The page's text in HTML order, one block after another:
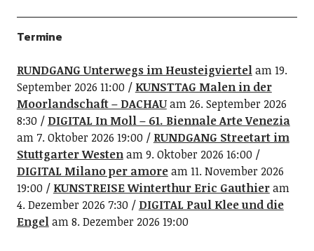
Termine
RUNDGANG Unterwegs im Heusteigviertelam 19.
September 2026 11:00
KUNSTTAG Malen in der
Moorlandschaft – DACHAUam 26. September 2026
8:30
DIGITAL In Moll – 61. Biennale Arte Venezia
am 7. Oktober 2026 19:00
RUNDGANG Streetart im
Stuttgarter Westenam 9. Oktober 2026 16:00
DIGITAL Milano per amoream 11. November 2026
19:00
KUNSTREISE Winterthur Eric Gauthieram
4. Dezember 2026 7:30
DIGITAL Paul Klee und die
Engelam 8. Dezember 2026 19:00